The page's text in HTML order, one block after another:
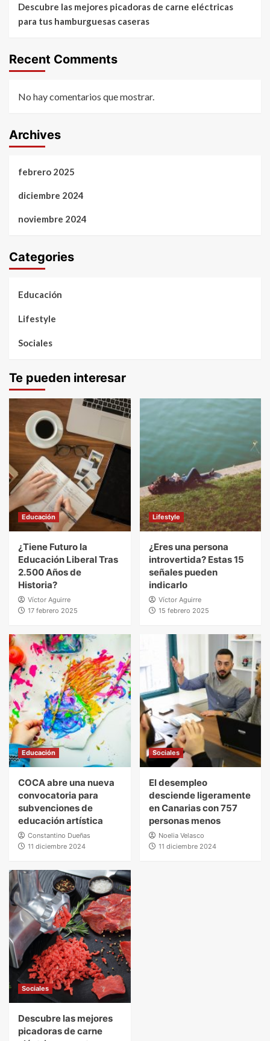
Descubre las mejores picadoras de carne eléctricas
para tus hamburguesas caseras
Recent Comments
No hay comentarios que mostrar.
Archives
febrero 2025
diciembre 2024
noviembre 2024
Categories
Educación
Lifestyle
Sociales
Te pueden interesar
Educación
¿Tiene Futuro la
Educación Liberal Tras
2.500 Años de
Historia?
Víctor Aguirre
17 febrero 2025
Lifestyle
¿Eres una persona
introvertida? Estas 15
señales pueden
indicarlo
Víctor Aguirre
15 febrero 2025
Educación
COCA abre una nueva
convocatoria para
subvenciones de
educación artística
Constantino Dueñas
11 diciembre 2024
Sociales
El desempleo
desciende ligeramente
en Canarias con 757
personas menos
Noelia Velasco
11 diciembre 2024
Sociales
Descubre las mejores
picadoras de carne